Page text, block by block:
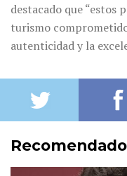
destacado que “estos
turismo
autenticidad y la